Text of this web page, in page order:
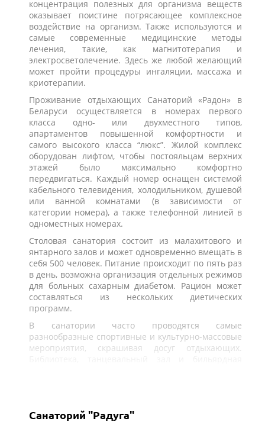
концентрация полезных для организма веществ
оказывает поистине потрясающее комплексное
воздействие на организм. Также используются и
самые современные медицинские методы
лечения, такие, как магнитотерапия и
электросветолечение. Здесь же любой желающий
может пройти процедуры ингаляции, массажа и
криотерапии.
Проживание отдыхающих Санаторий «Радон» в
Беларуси осуществляется в номерах первого
класса одно- или двухместного типов,
апартаментов повышенной комфортности и
самого высокого класса “люкс”. Жилой комплекс
оборудован лифтом, чтобы постояльцам верхних
этажей было максимально комфортно
передвигаться. Каждый номер оснащен системой
кабельного телевидения, холодильником, душевой
или ванной комнатами (в зависимости от
категории номера), а также телефонной линией в
одноместных номерах.
Столовая санатория состоит из малахитового и
янтарного залов и может одновременно вмещать в
себя 500 человек. Питание происходит по пять раз
в день, возможна организация отдельных режимов
для больных сахарным диабетом. Рацион может
составляться из нескольких диетических
программ.
В санатории часто проводятся самые
разнообразные спортивные и культурно-массовые
мероприятия, скрашивая досуг отдыхающих.
Санаторий "Радуга"